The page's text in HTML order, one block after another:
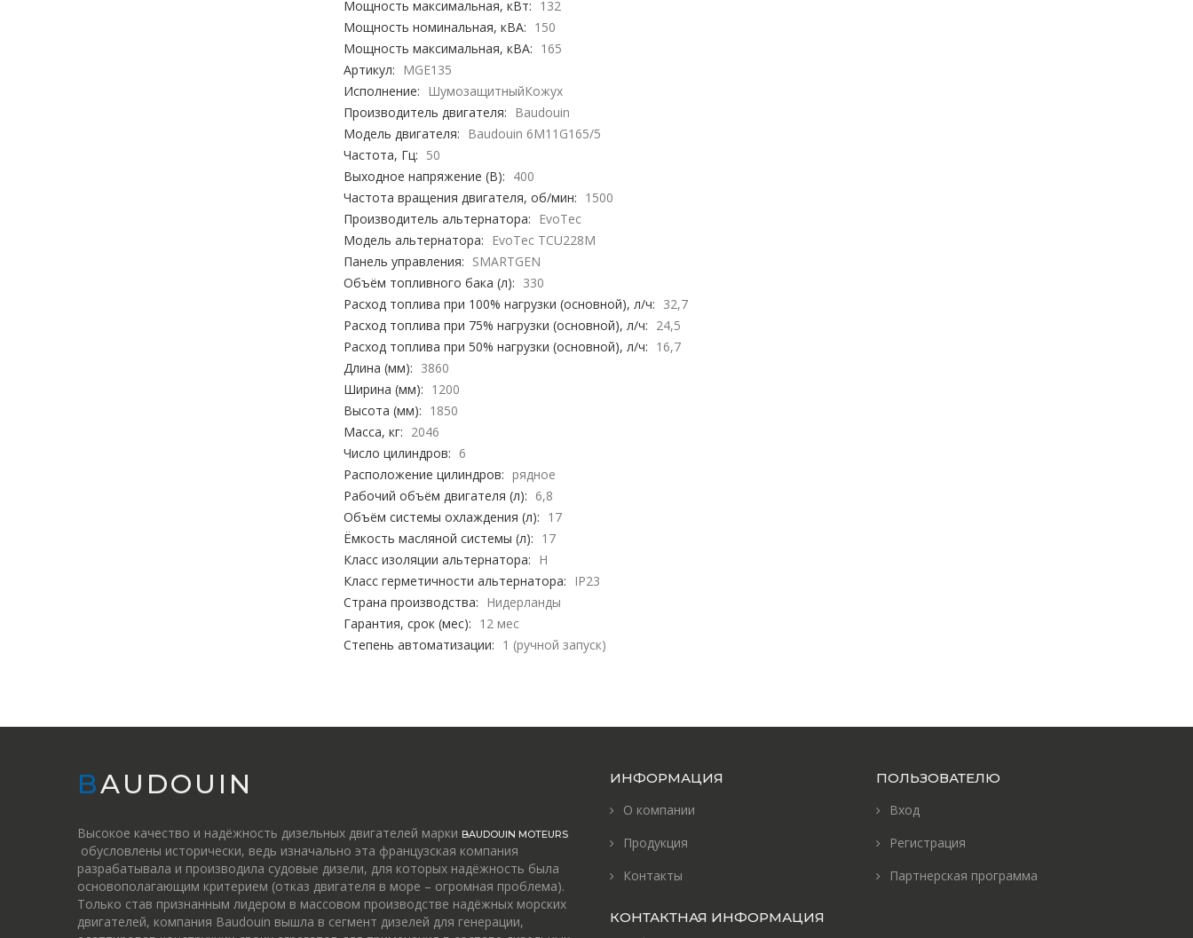
Мощность максимальная, кВт: 132
Мощность номинальная, кВА: 150
Мощность максимальная, кВА: 165
Артикул:
MGE135
Исполнение:
ШумозащитныйКожух
Производитель двигателя:
Baudouin
Модель двигателя:
Baudouin 6M11G165/5
Частота, Гц: 50
Выходное напряжение (В): 400
Частота вращения двигателя, об/мин: 1500
Производитель альтернатора:
EvoTec
Модель альтернатора:
EvoTec TCU228M
Панель управления: SMARTGEN
Объём топливного бака (л): 330
Расход топлива при 100% нагрузки (основной), л/ч: 32,7
Расход топлива при 75% нагрузки (основной), л/ч: 24,5
Расход топлива при 50% нагрузки (основной), л/ч: 16,7
Длина (мм): 3860
Ширина (мм): 1200
Высота (мм): 1850
Масса, кг: 2046
Число цилиндров: 6
Расположение цилиндров: рядное
Рабочий объём двигателя (л): 6,8
Объём системы охлаждения (л): 17
Ёмкость масляной системы (л): 17
Класс изоляции альтернатора:
H
Класс герметичности альтернатора:
IP23
Страна производства:
Нидерланды
Гарантия, срок (мес): 12 мес
Степень автоматизации: 1 (ручной запуск)
BAUDOUIN
Высокое качество и надёжность дизельных двигателей марки BAUDOUIN MOTEURS
обусловлены исторически, ведь изначально эта французская компания
разрабатывала и производила судовые дизели, для которых надёжность была
основополагающим критерием (отказ двигателя в море – огромная проблема).
Только став признанным лидером в массовом производстве надёжных морских
двигателей, компания Baudouin вышла в сегмент дизелей для генерации,
ИНФОРМАЦИЯ
О компании
Продукция
Контакты
ПОЛЬЗОВАТЕЛЮ
Вход
Регистрация
Партнерская программа
КОНТАКТНАЯ ИНФОРМАЦИЯ